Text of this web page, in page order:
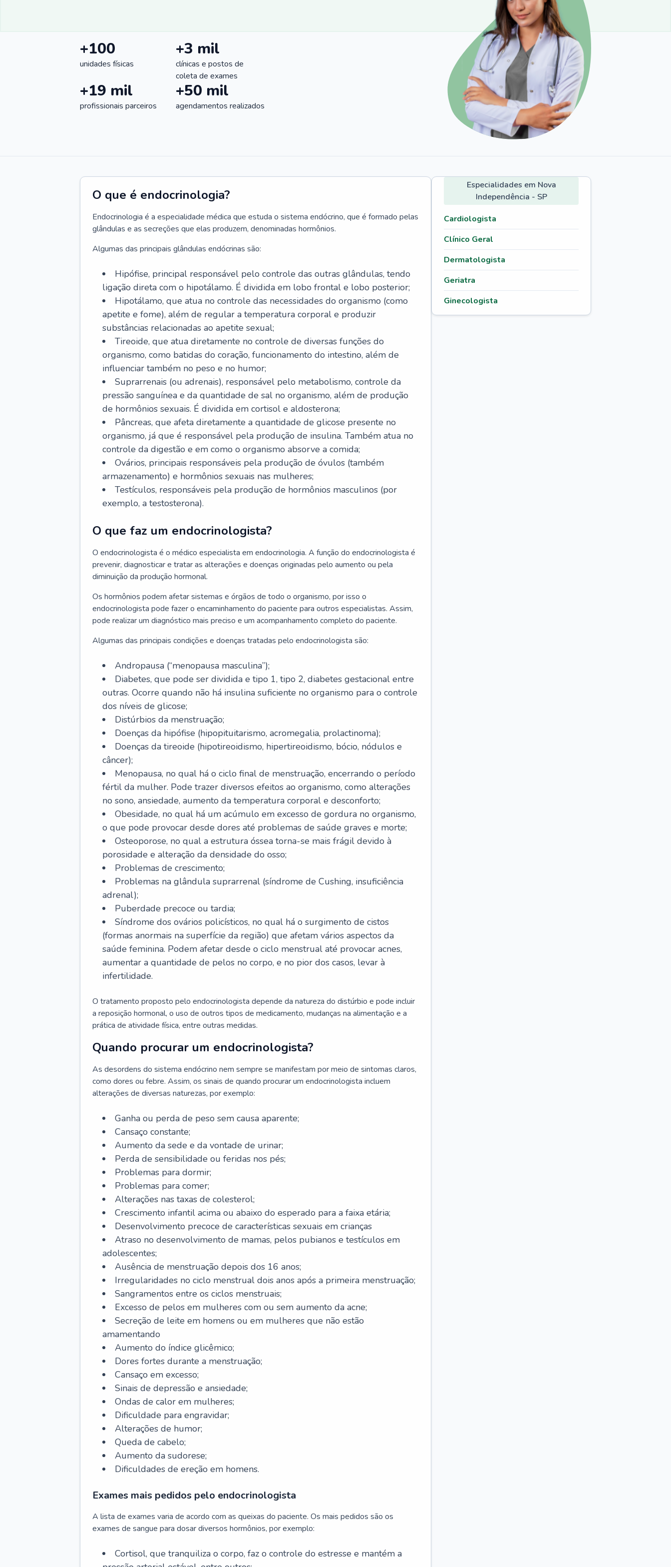
+100
unidades físicas
+3 mil
clínicas e postos de
coleta de exames
+19 mil
profissionais parceiros
+50 mil
agendamentos realizados
O que é endocrinologia?
Endocrinologia é a especialidade médica que estuda o sistema endócrino, que é formado pelas
glândulas e as secreções que elas produzem, denominadas hormônios.
Algumas das principais glândulas endócrinas são:
Hipófise, principal responsável pelo controle das outras glândulas, tendo
ligação direta com o hipotálamo. É dividida em lobo frontal e lobo posterior;
Hipotálamo, que atua no controle das necessidades do organismo (como
apetite e fome), além de regular a temperatura corporal e produzir
substâncias relacionadas ao apetite sexual;
Tireoide, que atua diretamente no controle de diversas funções do
organismo, como batidas do coração, funcionamento do intestino, além de
influenciar também no peso e no humor;
Suprarrenais (ou adrenais), responsável pelo metabolismo, controle da
pressão sanguínea e da quantidade de sal no organismo, além de produção
de hormônios sexuais. É dividida em cortisol e aldosterona;
Pâncreas, que afeta diretamente a quantidade de glicose presente no
organismo, já que é responsável pela produção de insulina. Também atua no
controle da digestão e em como o organismo absorve a comida;
Ovários, principais responsáveis pela produção de óvulos (também
armazenamento) e hormônios sexuais nas mulheres;
Testículos, responsáveis pela produção de hormônios masculinos (por
exemplo, a testosterona).
O que faz um endocrinologista?
O endocrinologista é o médico especialista em endocrinologia. A função do endocrinologista é
prevenir, diagnosticar e tratar as alterações e doenças originadas pelo aumento ou pela
diminuição da produção hormonal.
Os hormônios podem afetar sistemas e órgãos de todo o organismo, por isso o
endocrinologista pode fazer o encaminhamento do paciente para outros especialistas. Assim,
pode realizar um diagnóstico mais preciso e um acompanhamento completo do paciente.
Algumas das principais condições e doenças tratadas pelo endocrinologista são:
Andropausa (“menopausa masculina”);
Diabetes, que pode ser dividida e tipo 1, tipo 2, diabetes gestacional entre
outras. Ocorre quando não há insulina suficiente no organismo para o controle
dos níveis de glicose;
Distúrbios da menstruação;
Doenças da hipófise (hipopituitarismo, acromegalia, prolactinoma);
Doenças da tireoide (hipotireoidismo, hipertireoidismo, bócio, nódulos e
câncer);
Menopausa, no qual há o ciclo final de menstruação, encerrando o período
fértil da mulher. Pode trazer diversos efeitos ao organismo, como alterações
no sono, ansiedade, aumento da temperatura corporal e desconforto;
Obesidade, no qual há um acúmulo em excesso de gordura no organismo,
o que pode provocar desde dores até problemas de saúde graves e morte;
Osteoporose, no qual a estrutura óssea torna-se mais frágil devido à
porosidade e alteração da densidade do osso;
Problemas de crescimento;
Problemas na glândula suprarrenal (síndrome de Cushing, insuficiência
adrenal);
Puberdade precoce ou tardia;
Síndrome dos ovários policísticos, no qual há o surgimento de cistos
(formas anormais na superfície da região) que afetam vários aspectos da
saúde feminina. Podem afetar desde o ciclo menstrual até provocar acnes,
aumentar a quantidade de pelos no corpo, e no pior dos casos, levar à
infertilidade.
O tratamento proposto pelo endocrinologista depende da natureza do distúrbio e pode incluir
a reposição hormonal, o uso de outros tipos de medicamento, mudanças na alimentação e a
prática de atividade física, entre outras medidas.
Quando procurar um endocrinologista?
As desordens do sistema endócrino nem sempre se manifestam por meio de sintomas claros,
como dores ou febre. Assim, os sinais de quando procurar um endocrinologista incluem
alterações de diversas naturezas, por exemplo:
Ganha ou perda de peso sem causa aparente;
Cansaço constante;
Aumento da sede e da vontade de urinar;
Perda de sensibilidade ou feridas nos pés;
Problemas para dormir;
Problemas para comer;
Alterações nas taxas de colesterol;
Crescimento infantil acima ou abaixo do esperado para a faixa etária;
Desenvolvimento precoce de características sexuais em crianças
Atraso no desenvolvimento de mamas, pelos pubianos e testículos em
adolescentes;
Ausência de menstruação depois dos 16 anos;
Irregularidades no ciclo menstrual dois anos após a primeira menstruação;
Sangramentos entre os ciclos menstruais;
Excesso de pelos em mulheres com ou sem aumento da acne;
Secreção de leite em homens ou em mulheres que não estão
amamentando
Aumento do índice glicêmico;
Dores fortes durante a menstruação;
Cansaço em excesso;
Sinais de depressão e ansiedade;
Ondas de calor em mulheres;
Dificuldade para engravidar;
Alterações de humor;
Queda de cabelo;
Aumento da sudorese;
Dificuldades de ereção em homens.
Exames mais pedidos pelo endocrinologista
A lista de exames varia de acordo com as queixas do paciente. Os mais pedidos são os
exames de sangue para dosar diversos hormônios, por exemplo:
Cortisol, que tranquiliza o corpo, faz o controle do estresse e mantém a
Especialidades em Nova
Independência - SP
Cardiologista
Clínico Geral
Dermatologista
Geriatra
Ginecologista